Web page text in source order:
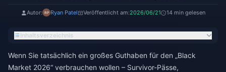
Autor: Ryan Patel Veröffentlicht am:2026/06/21 14 min gelesen
Inhaltsverzeichnis
Wenn Sie tatsächlich ein großes Guthaben für den „Black
Market 2026“ verbrauchen wollen – Survivor-Pässe,